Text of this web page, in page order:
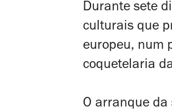
Durante sete
culturais que
europeu, num
coquetelaria
O arranque da